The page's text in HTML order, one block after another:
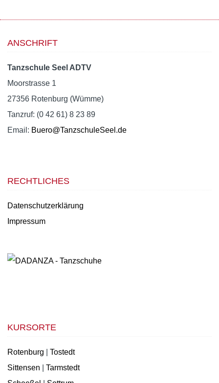
ANSCHRIFT
Tanzschule Seel ADTV
Moorstrasse 1
27356 Rotenburg (Wümme)
Tanzruf: (0 42 61) 8 23 89
Email: Buero@TanzschuleSeel.de
RECHTLICHES
Datenschutzerklärung
Impressum
KURSORTE
Rotenburg
Tostedt
Sittensen
Tarmstedt